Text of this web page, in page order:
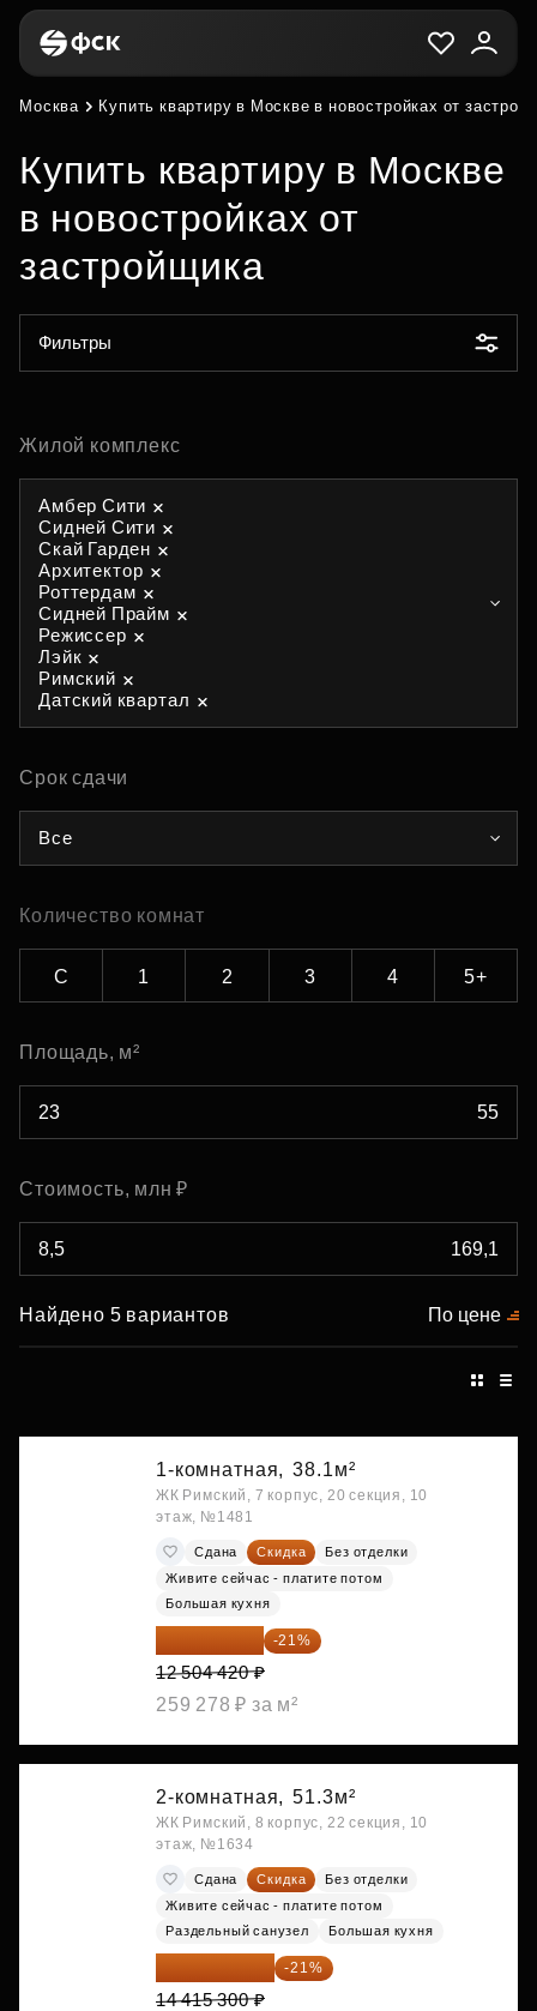
Москва Купить квартиру в Москве в новостройках от
Купить квартиру в Москве
в новостройках от
застройщика
Фильтры
Жилой комплекс
Амбер Сити
Сидней Сити
Скай Гарден
Архитектор
Роттердам
Сидней Прайм
Режиссер
Лэйк
Римский
Датский квартал
Срок сдачи
Все
Количество комнат
С 1 2 3 4 5+
Площадь, м²
Стоимость, млн ₽
Найдено 5 вариантов По цене
1-комнатная, 38.1м²
ЖК Римский, 7 корпус, 20 секция, 10
этаж, №1481
Сдана Скидка
Без отделки
Живите сейчас - платите потом
Большая кухня
-21%
12 504 420 ₽
259 278 ₽ за м²
2-комнатная, 51.3м²
ЖК Римский, 8 корпус, 22 секция, 10
этаж, №1634
Сдана Скидка
Без отделки
Живите сейчас - платите потом
Раздельный санузел
Большая кухня
11 388 087 ₽ -21%
14 415 300 ₽